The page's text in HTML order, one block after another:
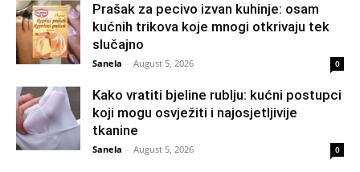
Prašak za pecivo izvan kuhinje: osam
kućnih trikova koje mnogi otkrivaju tek
slučajno
Sanela - August 5, 2026 0
Kako vratiti bjeline rublju: kućni postupci
koji mogu osvježiti i najosjetljivije
tkanine
Sanela - August 5, 2026 0